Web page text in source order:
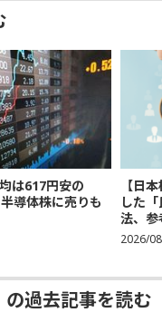
は617円安の
導体株に売りも
【日
した
法、参
2026/
の過去記事を読む